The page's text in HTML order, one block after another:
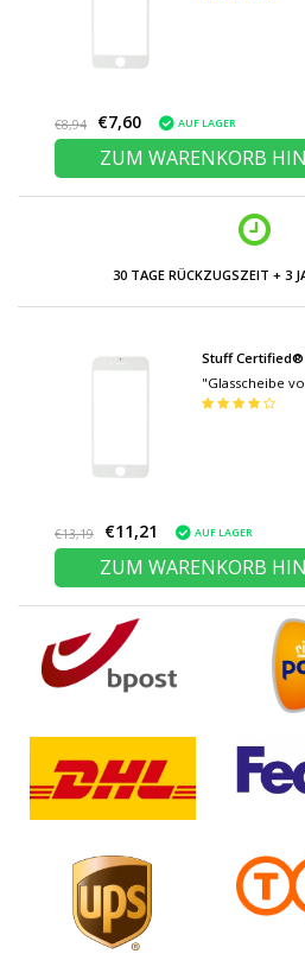
€8,94 €7,60 AUF LAGER
ZUM WARENKORB
30 TAGE RÜCKZUGSZEIT + 3
Stuff Certified®
"Glasscheibe
€13,19 €11,21 AUF LAGER
ZUM WARENKORB